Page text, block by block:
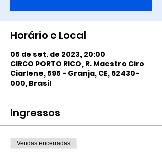
Horário e Local
05 de set. de 2023, 20:00
CIRCO PORTO RICO, R. Maestro Ciro
Ciarlene, 595 - Granja, CE, 62430-
000, Brasil
Ingressos
Vendas encerradas